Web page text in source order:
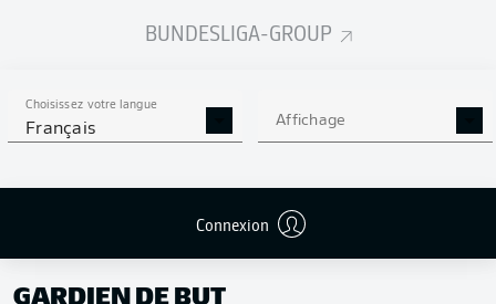
BUNDESLIGA-GROUP
Choisissez votre langue
Français Affichage
Connexion
Robin Zentner
REMPLAÇANTS
GARDIEN DE BUT